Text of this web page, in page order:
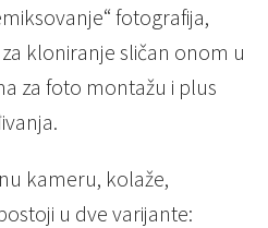
fotografija,
kloniranje sličan onom u
za foto montažu i plus
kameru, kolaže,
u dve varijante: